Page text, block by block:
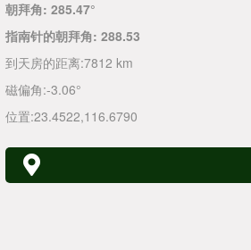
朝拜角: 285.47°
指南针的朝拜角: 288.53
到天房的距离:7812 km
磁偏角:-3.06°
位置:23.4522,116.6790